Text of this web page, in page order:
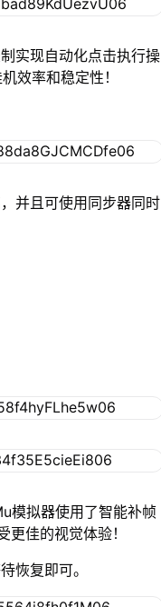
实现自动化点击执行操
效率和稳定性！
并且可使用同步器同时
模拟器使用了智能补帧
佳的视觉体验！
恢复即可。